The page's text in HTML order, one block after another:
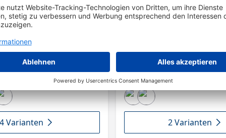
dick Moralt Tischlerplatten AG
Varianten
78 mm dick Moralt Tischlerplatten
2 Varianten